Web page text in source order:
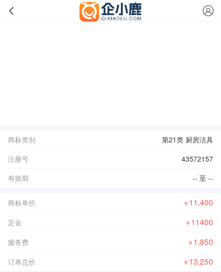
商标类别
第21类 厨房洁具
注册号
43572157
有效期
-- 至 --
商标单价 ￥ 11,400
定金 ￥ 11400
服务费 ￥ 1,850
订单总价 ￥ 13,250